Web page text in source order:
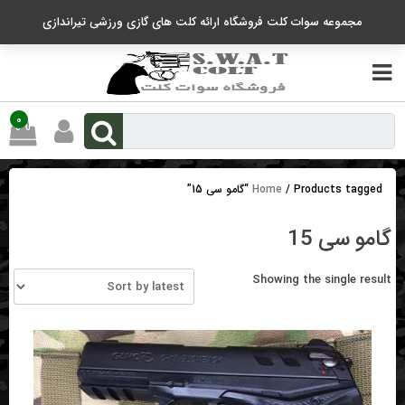
محتوا
مجموعه سوات کلت فروشگاه ارائه کلت های گازی ورزشی تیراندازی
0
Home / Products tagged “گامو سی 15”
گامو سی 15
Showing the single result